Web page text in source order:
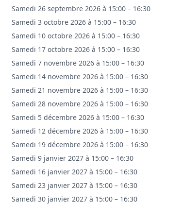
Samedi 26 septembre 2026 à 15:00 – 16:30
Samedi 3 octobre 2026 à 15:00 – 16:30
Samedi 10 octobre 2026 à 15:00 – 16:30
Samedi 17 octobre 2026 à 15:00 – 16:30
Samedi 7 novembre 2026 à 15:00 – 16:30
Samedi 14 novembre 2026 à 15:00 – 16:30
Samedi 21 novembre 2026 à 15:00 – 16:30
Samedi 28 novembre 2026 à 15:00 – 16:30
Samedi 5 décembre 2026 à 15:00 – 16:30
Samedi 12 décembre 2026 à 15:00 – 16:30
Samedi 19 décembre 2026 à 15:00 – 16:30
Samedi 9 janvier 2027 à 15:00 – 16:30
Samedi 16 janvier 2027 à 15:00 – 16:30
Samedi 23 janvier 2027 à 15:00 – 16:30
Samedi 30 janvier 2027 à 15:00 – 16:30